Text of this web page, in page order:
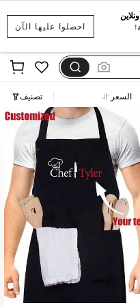
احصلوا عليها الآن
السعر تصنيف